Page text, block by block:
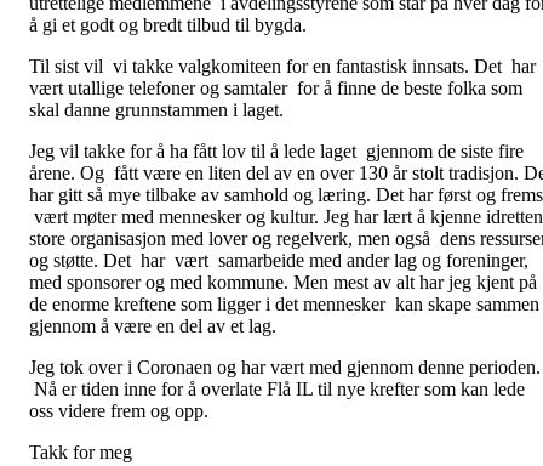
å gi et godt og bredt tilbud til bygda.
Til sist vil vi takke valgkomiteen for en fantastisk innsats. Det har
vært utallige telefoner og samtaler for å finne de beste folka som
skal danne grunnstammen i laget.
Jeg vil takke for å ha fått lov til å lede laget gjennom de siste fire
årene. Og fått være en liten del av en over 130 år stolt tradisjon.
har gitt så mye tilbake av samhold og læring. Det har først og
vært møter med mennesker og kultur. Jeg har lært å kjenne
store organisasjon med lover og regelverk, men også dens
og støtte. Det har vært samarbeide med ander lag og foreninger,
med sponsorer og med kommune. Men mest av alt har jeg kjent på
de enorme kreftene som ligger i det mennesker kan skape sammen
gjennom å være en del av et lag.
Jeg tok over i Coronaen og har vært med gjennom denne perioden.
Nå er tiden inne for å overlate Flå IL til nye krefter som kan lede
oss videre frem og opp.
Takk for meg